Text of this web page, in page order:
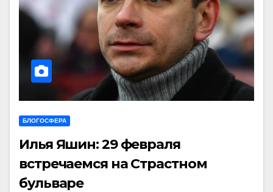
БЛОГОСФЕРА
Илья Яшин: 29 февраля
встречаемся на Страстном
бульваре